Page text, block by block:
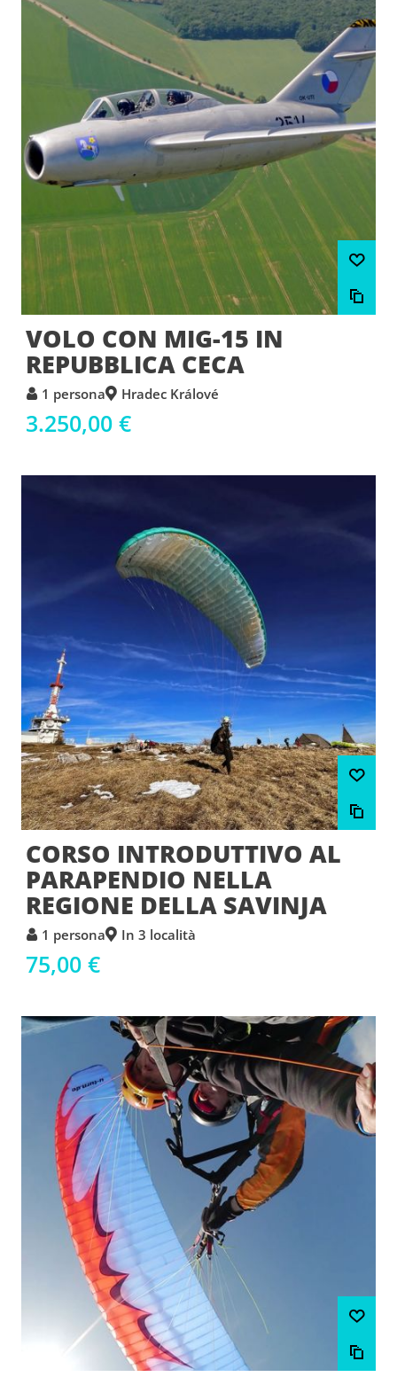
VOLO CON MIG-15 IN
REPUBBLICA CECA
1 persona Hradec Králové
3.250,00 €
CORSO INTRODUTTIVO AL
PARAPENDIO NELLA
REGIONE DELLA SAVINJA
1 persona In 3 località
75,00 €